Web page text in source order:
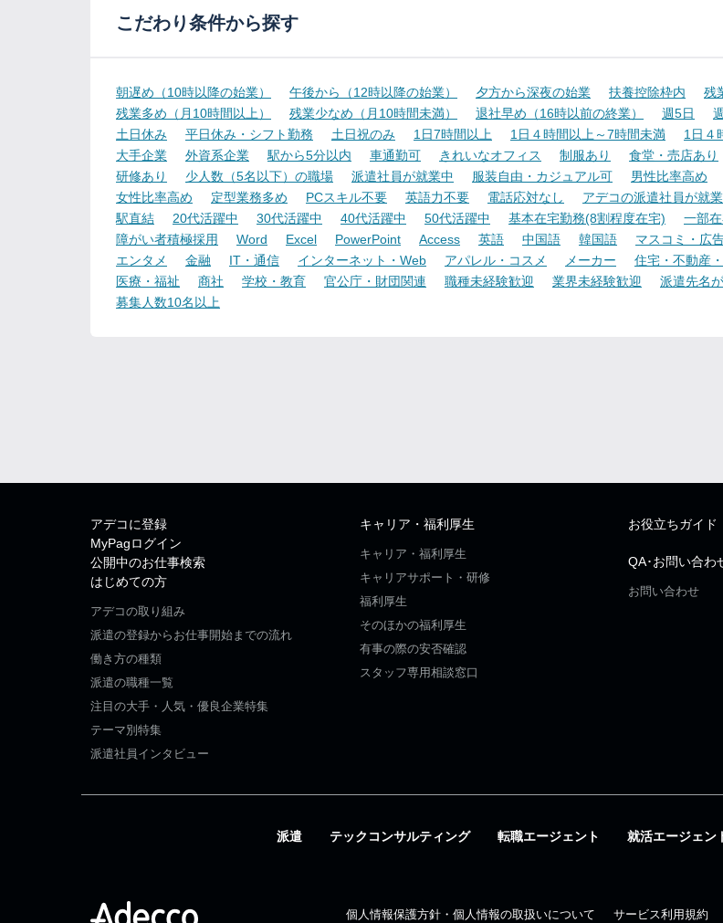
こだわり条件から探す
朝遅め（10時以降の始業） 午後から（12時以降の始業） 夕方から深夜の始業 扶養控除枠内
残
残業多め（月10時間以上）
残業少なめ（月10時間未満） 退社早め（16時以前の終業） 週5日
土日休み
平日休み・シフト勤務 土日祝のみ 1日7時間以上 1日４時間以上～7時間未満
1日４
大手企業
外資系企業 駅から5分以内 車通勤可 きれいなオフィス 制服あり
食堂・売店あり
研修あり
少人数（5名以下）の職場 派遣社員が就業中 服装自由・カジュアル可
男性比率高め
女性比率高め
定型業務多め PCスキル不要 英語力不要 電話応対なし
アデコの派遣社員が就
駅直結
20代活躍中 30代活躍中 40代活躍中 50代活躍中 基本在宅勤務(8割程度在宅)
一部
障がい者積極採用
Word Excel PowerPoint Access 英語 中国語 韓国語
マスコミ・広
エンタメ
金融 IT・通信 インターネット・Web アパレル・コスメ メーカー
住宅・不動産
医療・福祉
商社 学校・教育 官公庁・財団関連 職種未経験歓迎 業界未経験歓迎
派遣先名
募集人数10名以上
アデコに登録
MyPagログイン
公開中のお仕事検索
はじめての方
アデコの取り組み
派遣の登録からお仕事開始までの流れ
働き方の種類
派遣の職種一覧
注目の大手・人気・優良企業特集
テーマ別特集
派遣社員インタビュー
キャリア・福利厚生
キャリア・福利厚生
キャリアサポート・研修
福利厚生
そのほかの福利厚生
有事の際の安否確認
スタッフ専用相談窓口
お役立ちガイド
QA･お問い合わ
お問い合わせ
派遣 テックコンサルティング 転職エージェント 就活エージェン
個人情報保護方針・個人情報の取扱いについて サービス利用規約